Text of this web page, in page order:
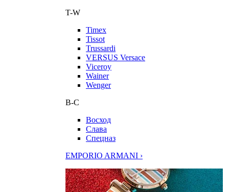
T-W
Timex
Tissot
Trussardi
VERSUS Versace
Viceroy
Wainer
Wenger
В-С
Восход
Слава
Спецназ
EMPORIO ARMANI ›